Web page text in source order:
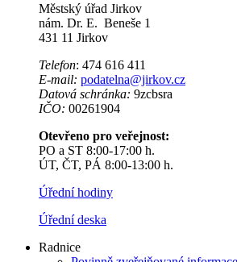
Městský úřad Jirkov
nám. Dr. E. Beneše 1
431 11 Jirkov
Telefon: 474 616 411
E-mail: podatelna@jirkov.cz
Datová schránka: 9zcbsra
IČO: 00261904
Otevřeno pro veřejnost:
PO a ST 8:00-17:00 h.
ÚT, ČT, PÁ 8:00-13:00 h.
Úřední hodiny
Úřední deska
Radnice